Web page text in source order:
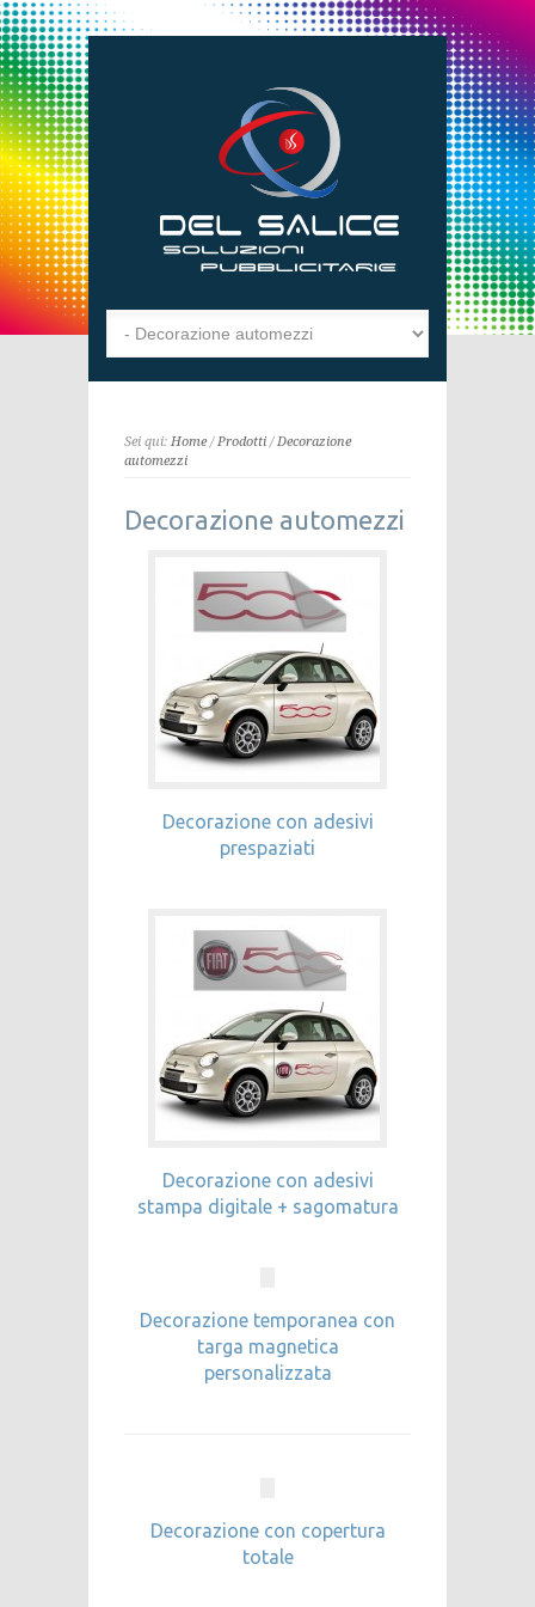
Sei qui: Home/Prodotti /Decorazione
automezzi
Decorazione automezzi
Decorazione con adesivi
prespaziati
Decorazione con adesivi
stampa digitale + sagomatura
Decorazione temporanea con
targa magnetica
personalizzata
Decorazione con copertura
totale